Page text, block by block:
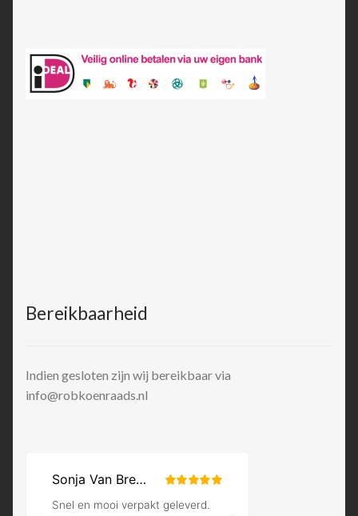
Bereikbaarheid
Indien gesloten zijn wij bereikbaar via
info@robkoenraads.nl